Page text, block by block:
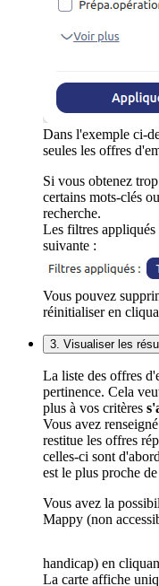
Dans l'exemple ci-
seules les offres
Si vous obtenez
certains mots-clés
recherche.
Les filtres appliqués
suivante :
Vous pouvez
réinitialiser en
3. Visualiser les
La liste des offres
pertinence. Cela
plus à vos critères
Vous avez
restitue les offres
celles-ci sont
est le plus proche
Vous avez la
Mappy (non
handicap) en
La carte affiche